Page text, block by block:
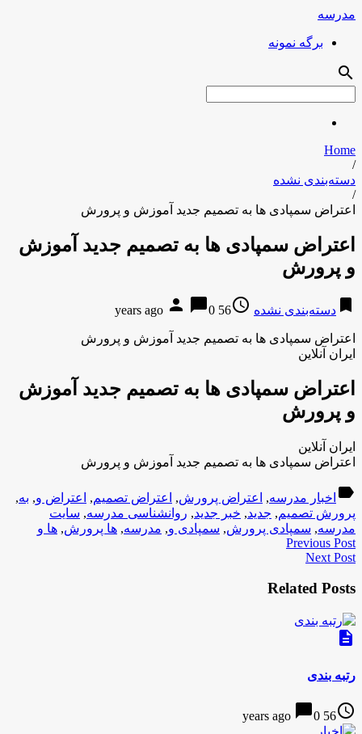
مدرسه
برگه نمونه
search
Home
/
دسته‌بندی نشده
/
اعتراض سمپادی ها به تصمیم جدید آموزش و پرورش
اعتراض سمپادی ها به تصمیم جدید آموزش
و پرورش
bookmark دسته‌بندی نشده access_time
56 years ago
person chat_bubble0
اعتراض سمپادی ها به تصمیم جدید آموزش و پرورش
ایران آنلاین
اعتراض سمپادی ها به تصمیم جدید آموزش
و پرورش
ایران آنلاین
اعتراض سمپادی ها به تصمیم جدید آموزش و پرورش
label اخبار مدرسه, اعتراض پرورش, اعتراض تصمیم, اعتراض و, به,
پرورش تصمیم, جدید, خبر جدید, روانشناسی مدرسه, سایت
مدرسه, سمپادی پرورش, سمپادی و, مدرسه, ها پرورش, ها و
Previous Post
Next Post
Related Posts
description
رتبه بندی
access_time
56 years ago
chat_bubble0